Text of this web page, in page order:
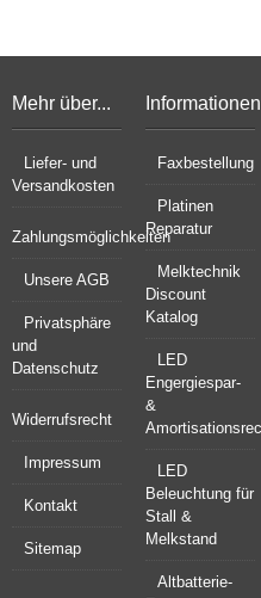
Mehr über...
Liefer- und
Versandkosten
Zahlungsmöglichkeiten
Unsere AGB
Privatsphäre
und
Datenschutz
Widerrufsrecht
Impressum
Kontakt
Sitemap
Informationen
Faxbestellung
Platinen
Reparatur
Melktechnik
Discount
Katalog
LED
Engergiespar-
&
LED
Beleuchtung für
Stall &
Melkstand
Altbatterie-